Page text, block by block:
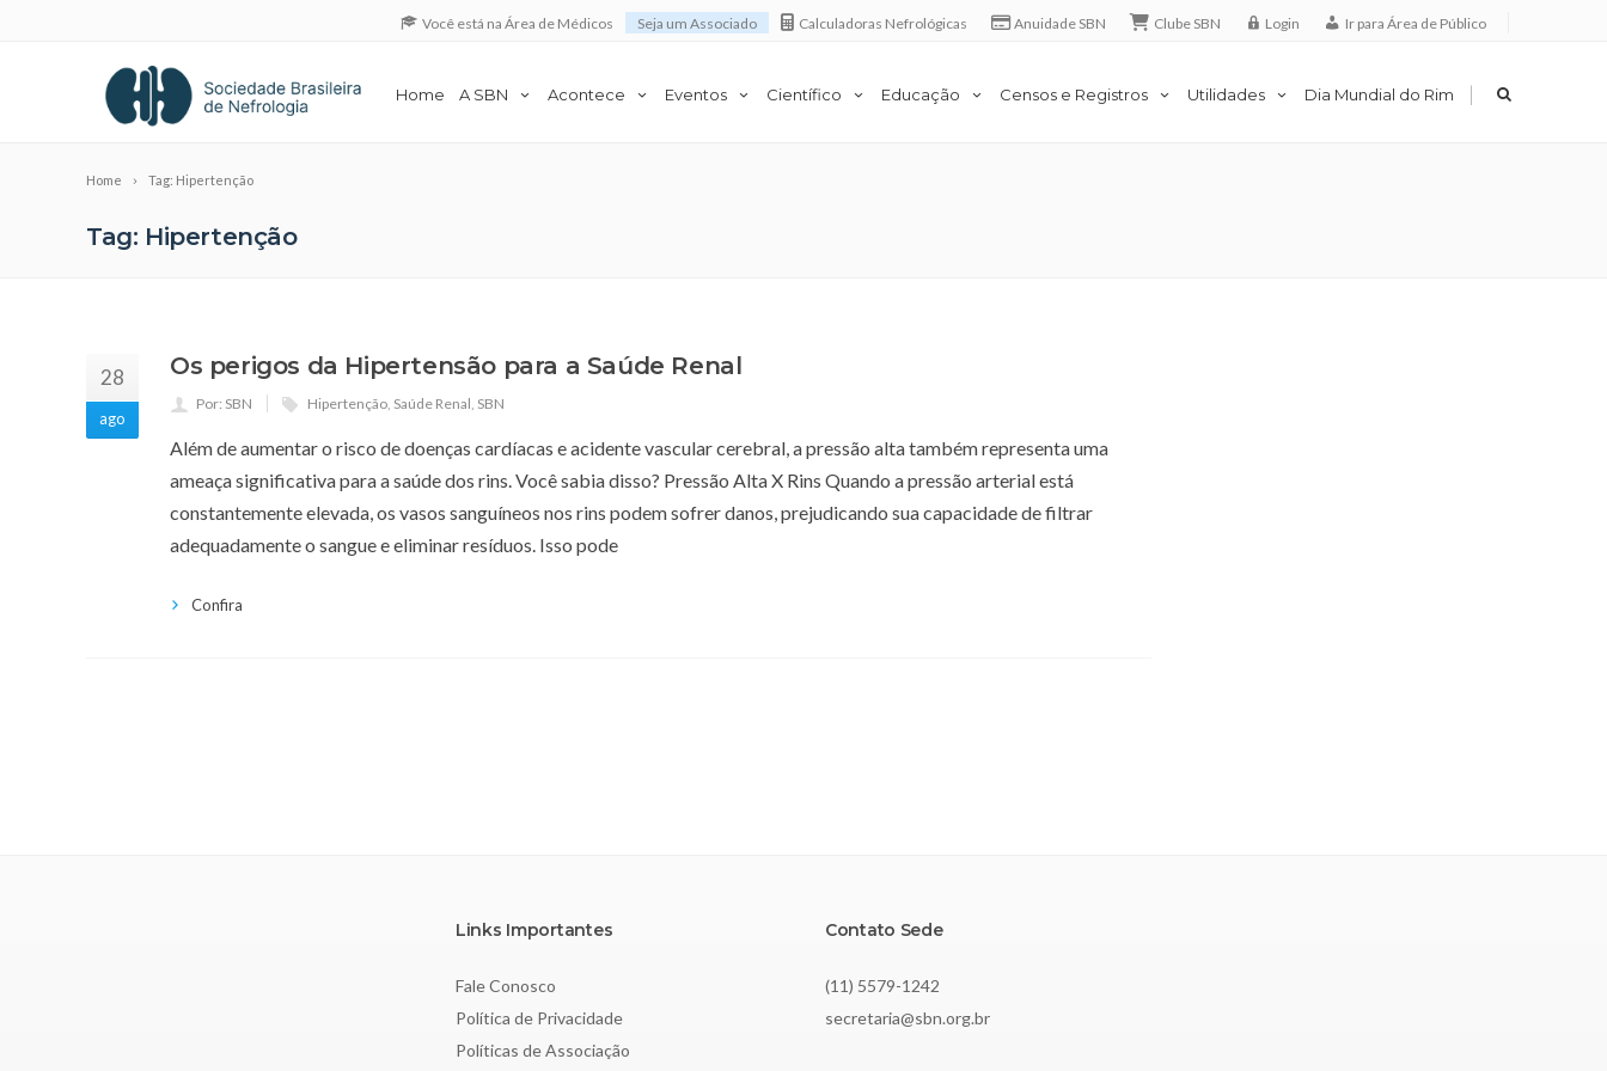
Você está na Área de Médicos Seja um Associado Calculadoras Nefrológicas Anuidade SBN Clube SBN Login Ir para Área de Público
Home A SBN Acontece Eventos Científico Educação Censos e Registros Utilidades Dia Mundial do Rim |
Home Tag: Hipertenção
Tag: Hipertenção
28
ago
Os perigos da Hipertensão para a Saúde Renal
Por: SBN Hipertenção Saúde Renal SBN
Além de aumentar o risco de doenças cardíacas e acidente vascular cerebral, a pressão alta também representa uma
ameaça significativa para a saúde dos rins. Você sabia disso? Pressão Alta X Rins Quando a pressão arterial está
constantemente elevada, os vasos sanguíneos nos rins podem sofrer danos, prejudicando sua capacidade de filtrar
adequadamente o sangue e eliminar resíduos. Isso pode
Confira
Links Importantes
Fale Conosco
Política de Privacidade
Políticas de Associação
Contato Sede
(11) 5579-1242
secretaria@sbn.org.br